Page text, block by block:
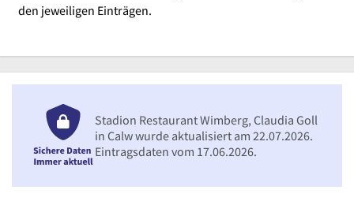
den jeweiligen Einträgen.
Stadion Restaurant Wimberg, Claudia Goll
in Calw wurde aktualisiert am 22.07.2026.
Eintragsdaten vom 17.06.2026.